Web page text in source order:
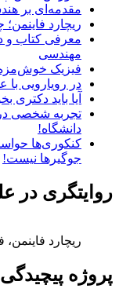
مقدمه‌ای بر
ریچارد
معرفی کتاب و
مهندسی
فیزیک خوش‌مزه
در رویارویی با
آیا باید دکتری
تجربه شخصی در
دانشگاه!
کنکوری‌ها
جوگیرها نیست!
روایتگری در
ریچارد
پروژه